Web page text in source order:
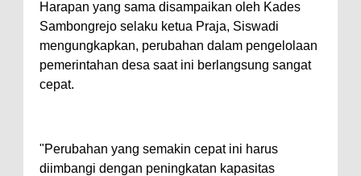
Harapan yang sama disampaikan oleh Kades
Sambongrejo selaku ketua Praja, Siswadi
mengungkapkan, perubahan dalam pengelolaan
pemerintahan desa saat ini berlangsung sangat
cepat.
"Perubahan yang semakin cepat ini harus
diimbangi dengan peningkatan kapasitas